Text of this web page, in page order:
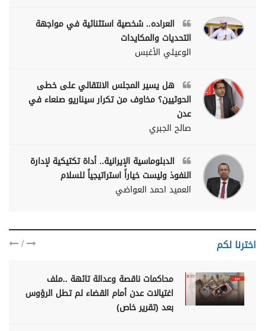
العراده.. شخصية استثنائية في مواجهة
التحديات والمكايدات
الوعيلي الأغبس
هل يسير المجلس الانتقالي على خطى
الحوثيين؟ مخاوف من تكرار سيناريو صنعاء في
عدن
صالح الجبري
الدبلوماسية الإيرانية.. أداة تكتيكية لإدارة
النفوذ وليست خياراً استراتيجياً للسلام
العميد احمد العواضي
اخترنا لكم /
محاكمات ناقصة وعدالة تائهة ..ملف
اغتيالات عدن أمام القضاء لم تطل الرؤوس
بعد (تقرير خاص)